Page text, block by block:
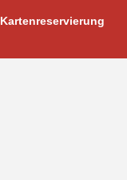
Kartenreservierung